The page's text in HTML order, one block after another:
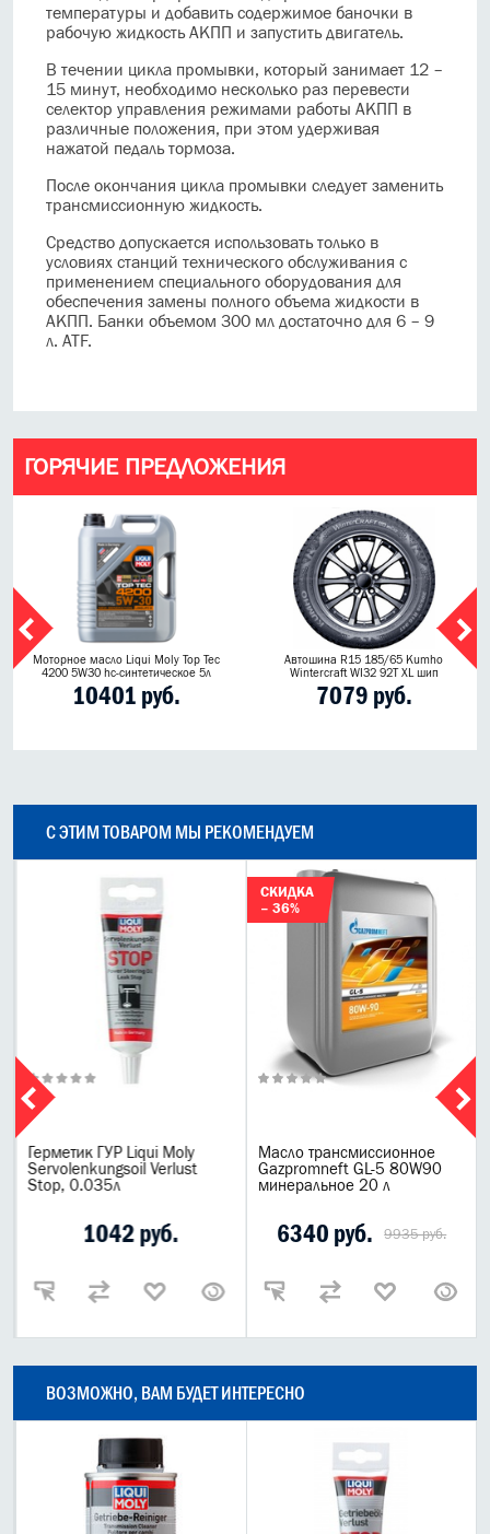
температуры и добавить содержимое баночки в
рабочую жидкость АКПП и запустить двигатель.
В течении цикла промывки, который занимает 12 –
15 минут, необходимо несколько раз перевести
селектор управления режимами работы АКПП в
различные положения, при этом удерживая
нажатой педаль тормоза.
После окончания цикла промывки следует заменить
трансмиссионную жидкость.
Средство допускается использовать только в
условиях станций технического обслуживания с
применением специального оборудования для
обеспечения замены полного объема жидкости в
АКПП. Банки объемом 300 мл достаточно для 6 – 9
л. ATF.
ГОРЯЧИЕ ПРЕДЛОЖЕНИЯ
Моторное масло Liqui Moly Top Tec
4200 5W30 hc-синтетическое 5л
10401 руб.
Автошина R15 185/65 Kumho
Wintercraft WI32 92T XL шип
7079 руб.
С ЭТИМ ТОВАРОМ МЫ РЕКОМЕНДУЕМ
Герметик ГУР Liqui Moly
Servolenkungsoil Verlust
Stop, 0.035л
1042 руб.
СКИДКА
– 36%
Масло трансмиссионное
Gazpromneft GL-5 80W90
минеральное 20 л
6340 руб. 9935 руб.
ВОЗМОЖНО, ВАМ БУДЕТ ИНТЕРЕСНО